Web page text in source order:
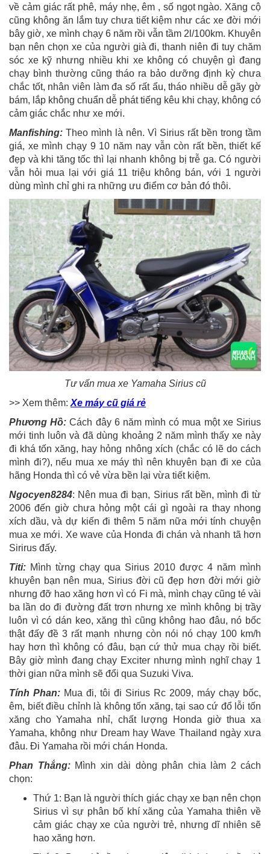
về cảm giác rất phê, máy nhẹ, êm , số ngọt ngào. Xăng cộ
cũng không ăn lắm tuy chưa tiết kiệm như các xe đời mới
bây giờ, xe mình chạy 6 năm rồi vẫn tầm 2l/100km. Khuyên
bạn nên chọn xe của người già đi, thanh niên đi tuy chăm
sóc xe kỹ nhưng nhiều khi xe không có chuyện gì đang
chạy bình thường cũng tháo ra bảo dưỡng định kỳ chưa
chắc tốt, nhân viên làm đa số rất ẩu, tháo nhiều dễ gãy gờ
bám, lắp không chuẩn dễ phát tiếng kêu khi chạy, không có
cảm giác chắc như xe mới.
Manfishing: Theo mình là nên. Vì Sirius rất bền trong tầm
giá, xe mình chạy 9 10 năm nay vẫn còn rất bền, thiết kế
đẹp và khi tăng tốc thì lại nhanh không bị trễ ga. Có người
vẫn hỏi mua lại với giá 11 triệu không bán, với 1 người
dùng mình chỉ ghi ra những ưu điểm cơ bản đó thôi.
Tư vấn mua xe Yamaha Sirius cũ
>> Xem thêm: Xe máy cũ giá rẻ
Phương Hồ: Cách đây 6 năm mình có mua một xe Sirius
mới tinh luôn và đã dùng khoảng 2 năm mình thấy xe này
đi khá tốn xăng, hay hỏng nhông xích (chắc có lẽ do cách
mình đi?), nếu mua xe máy thì nên khuyên bạn đi xe của
hãng Honda thì có vẻ vừa bền lại vừa tiết kiệm.
Ngocyen8284: Nên mua đi bạn, Sirius rất bền, mình đi từ
2006 đến giờ chưa hỏng một cái gì ngoài ra thay nhong
xích dầu, và dự kiến đi thêm 5 năm nữa mới tính chuyện
mua xe mới. Xe wave của Honda đi chán và nhanh tã hơn
Sirirus đấy.
Titi: Mình từng chạy qua Sirius 2010 được 4 năm mình
khuyên bạn nên mua, Sirius đời cũ đẹp hơn đời mới giờ
nhưng đỡ hao xăng hơn vì có Fi mà, mình chạy cũng té vài
ba lần do đi đường đất trơn nhưng xe mình không bị trầy
luôn vì có dán keo, xăng thì cũng không hao đâu, nó bốc
thật đấy đề 3 rất mạnh nhưng còn nói nó chạy 100 km/h
hay hơn thì không có đâu, bạn cứ thử mua chạy rồi biết.
Bây giờ mình đang chạy Exciter nhưng mình nghĩ chạy 1
thời gian nữa mình sẽ đổi qua Suzuki Viva.
Tính Phan: Mua đi, tôi đi Sirius Rc 2009, máy chạy bốc,
êm, biết điều chỉnh là không tốn xăng, tại sao cứ đổ lỗi tốn
xăng cho Yamaha nhỉ, chất lượng Honda giờ thua xa
Yamaha, không như Dream hay Wave Thailand ngày xưa
đâu. Đi Yamaha rồi mới chán Honda.
Phan Thắng:Mình xin dài dòng phân chia làm 2 cách
chọn:
Thứ 1: Bạn là người thích giác chạy xe bạn nên chọn
Sirius vì sự phân bố khí xăng của Yamaha thiên về
cảm giác chạy xe của người trẻ, nhưng dĩ nhiên sẽ
hao xăng hơn.